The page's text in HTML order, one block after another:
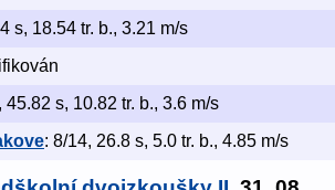
s, 18.54 tr. b., 3.21 m/s
45.82 s, 10.82 tr. b., 3.6 m/s
: 8/14, 26.8 s, 5.0 tr. b., 4.85 m/s